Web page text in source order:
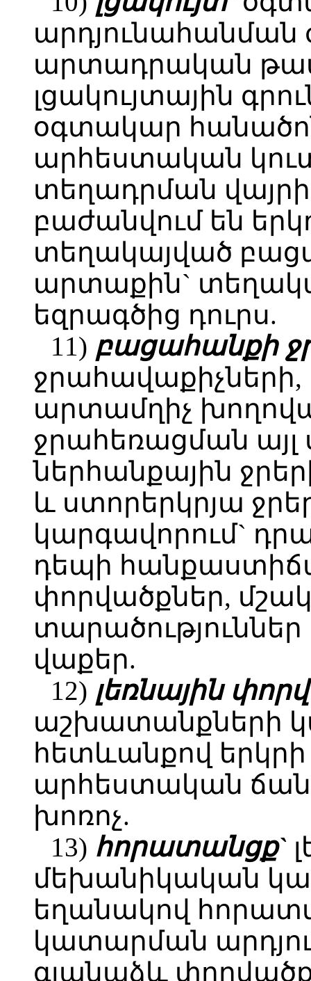
արտադրական
լցակույտային
օգտակար
արհեստական
տեղադրման
բաժանվում են
տեղակայված
արտաքին`
եզրագծից դուրս.
11) բացահանքի
արտամղիչ
ջրահեռացման այլ
ներհանքային
և ստորերկրյա
կարգավորում`
դեպի
փորվածքներ,
վաքեր.
12) լեռնային
աշխատանքների
հետևանքով
արհեստական
խոռոչ.
13) հորատանցք`
մեխանիկական
եղանակով
կատարման
գլանաձև